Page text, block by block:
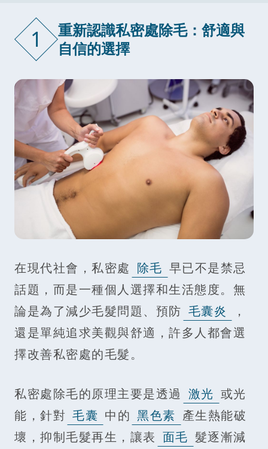
1
重新認識私密處除毛：舒適與
自信的選擇
在現代社會，私密處 除毛 早已不是禁忌
話題，而是一種個人選擇和生活態度。無
論是為了減少毛髮問題、預防 毛囊炎
，
還是單純追求美觀與舒適，許多人都會選
擇改善私密處的毛髮。
私密處除毛的原理主要是透過 激光 或光
能，針對 毛囊 中的 黑色素 產生熱能破
壞，抑制毛髮再生，讓表 面毛 髮逐漸減